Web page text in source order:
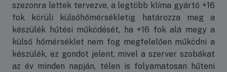
szezonra lettek tervezve, a legtöbb klíma gyártó +16
fok körüli külsőhőmérsékletig határozza meg a
készülék hűtési működését, ha +16 fok alá megy a
külső hőmérséklet nem fog megfelelően működni a
készülék, ez gondot jelent, mivel a szerver szobákat
az év minden napján, télen is folyamatosan hűteni